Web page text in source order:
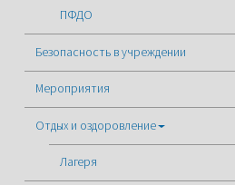
ПФДО
Безопасность в учреждении
Мероприятия
Отдых и оздоровление
Лагеря